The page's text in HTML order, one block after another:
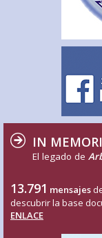
IN
El legado de
13.791 mensajes
descubrir la base
ENLACE